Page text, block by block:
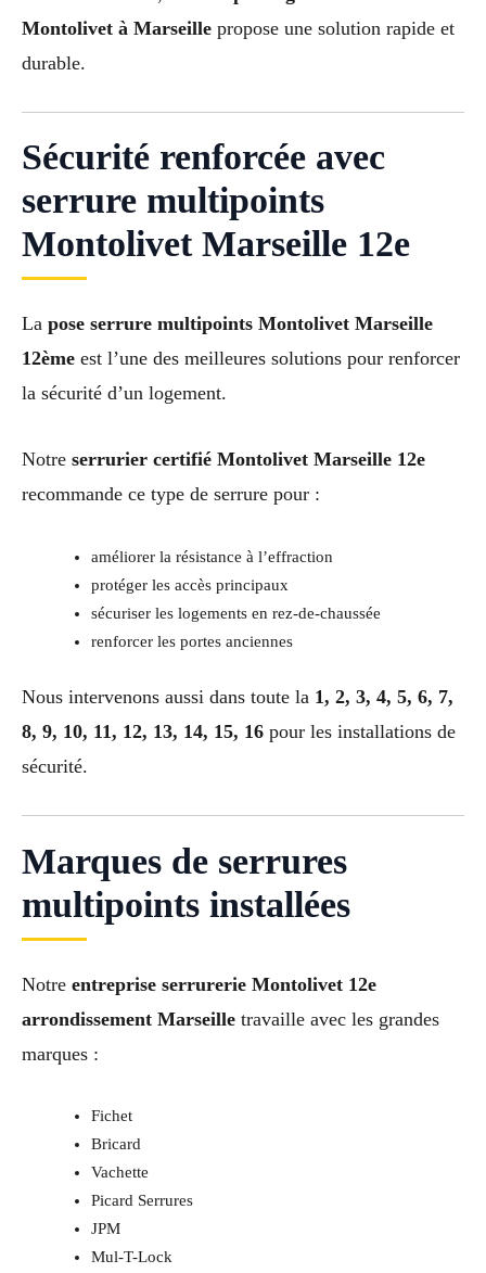
Montolivet à Marseille propose une solution rapide et
durable.
Sécurité renforcée avec
serrure multipoints
Montolivet Marseille 12e
La pose serrure multipoints Montolivet Marseille
12ème est l’une des meilleures solutions pour renforcer
la sécurité d’un logement.
Notre serrurier certifié Montolivet Marseille 12e
recommande ce type de serrure pour :
améliorer la résistance à l’effraction
protéger les accès principaux
sécuriser les logements en rez-de-chaussée
renforcer les portes anciennes
Nous intervenons aussi dans toute la 1, 2, 3, 4, 5, 6, 7,
8, 9, 10, 11, 12, 13, 14, 15, 16 pour les installations de
sécurité.
Marques de serrures
multipoints installées
Notre entreprise serrurerie Montolivet 12e
arrondissement Marseille travaille avec les grandes
marques :
Fichet
Bricard
Vachette
Picard Serrures
JPM
Mul-T-Lock